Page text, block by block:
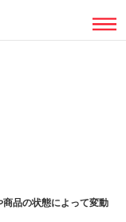
品の状態によって変動